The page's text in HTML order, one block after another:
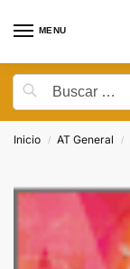
MENU
Inicio / AT General /